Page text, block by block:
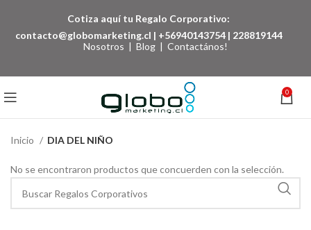
Cotiza aquí tu Regalo Corporativo:
contacto@globomarketing.cl | +56940143754 | 228819144
Nosotros | Blog | Contactános!
0
Inicio DIA DEL NIÑO
No se encontraron productos que concuerden con la selección.